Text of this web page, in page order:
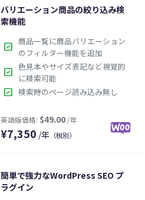
バリエーション商品の絞り込み検
索機能
check_box 商品一覧に商品バリエーション
のフィルター機能を追加
check_box 色見本やサイズ表記など視覚的
に検索可能
check_box 検索時のページ読み込み無し
¥7,350 /年 （税別）
簡単で強力なWordPress SEO プ
ラグイン